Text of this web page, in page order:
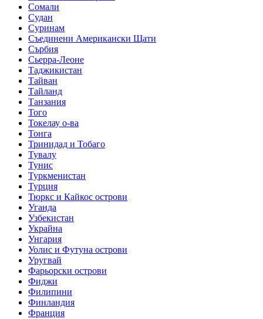
Сомали
Судан
Суринам
Съединени Американски Щати
Сърбия
Сьерра-Леоне
Таджикистан
Тайван
Тайланд
Танзания
Того
Токелау о-ва
Тонга
Тринидад и Тобаго
Тувалу
Тунис
Туркменистан
Турция
Тюркс и Кайкос острови
Уганда
Узбекистан
Украйна
Унгария
Уолис и Футуна острови
Уругвай
Фарьорски острови
Фиджи
Филипини
Финландия
Франция